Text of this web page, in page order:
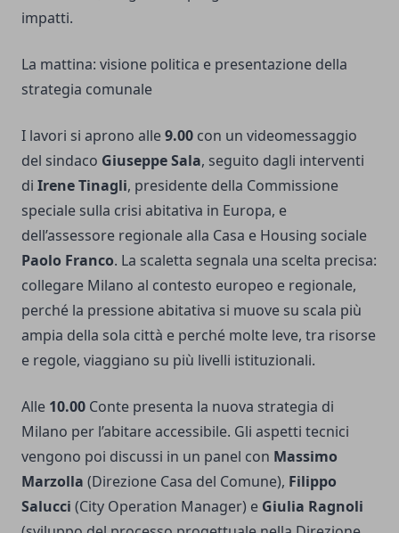
impatti.
La mattina: visione politica e presentazione della
strategia comunale
I lavori si aprono alle9.00 con un videomessaggio
del sindaco Giuseppe Sala, seguito dagli interventi
di Irene Tinagli, presidente della Commissione
speciale sulla crisi abitativa in Europa, e
dell’assessore regionale alla Casa e Housing sociale
Paolo Franco. La scaletta segnala una scelta precisa:
collegare Milano al contesto europeo e regionale,
perché la pressione abitativa si muove su scala più
ampia della sola città e perché molte leve, tra risorse
e regole, viaggiano su più livelli istituzionali.
Alle 10.00 Conte presenta la nuova strategia di
Milano per l’abitare accessibile. Gli aspetti tecnici
vengono poi discussi in un panel con Massimo
Marzolla (Direzione Casa del Comune), Filippo
Salucci (City Operation Manager) e Giulia Ragnoli